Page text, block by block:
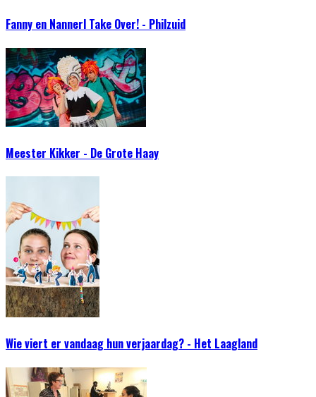
Fanny en Nannerl Take Over! - Philzuid
Meester Kikker - De Grote Haay
Wie viert er vandaag hun verjaardag? - Het Laagland